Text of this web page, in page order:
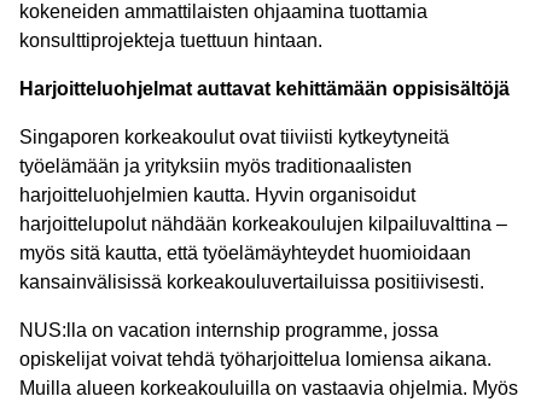
kokeneiden ammattilaisten ohjaamina tuottamia
konsulttiprojekteja tuettuun hintaan.
Harjoitteluohjelmat auttavat kehittämään oppisisältöjä
Singaporen korkeakoulut ovat tiiviisti kytkeytyneitä
työelämään ja yrityksiin myös traditionaalisten
harjoitteluohjelmien kautta. Hyvin organisoidut
harjoittelupolut nähdään korkeakoulujen kilpailuvalttina –
myös sitä kautta, että työelämäyhteydet huomioidaan
kansainvälisissä korkeakouluvertailuissa positiivisesti.
NUS:lla on vacation internship programme, jossa
opiskelijat voivat tehdä työharjoittelua lomiensa aikana.
Muilla alueen korkeakouluilla on vastaavia ohjelmia. Myös